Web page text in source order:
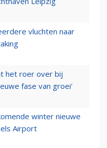
vluchten naar
het roer over bij
fase van groei'
winter nieuwe
Airport